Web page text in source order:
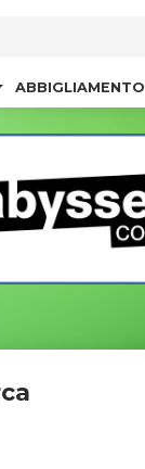
ABBIGLIAMENTO